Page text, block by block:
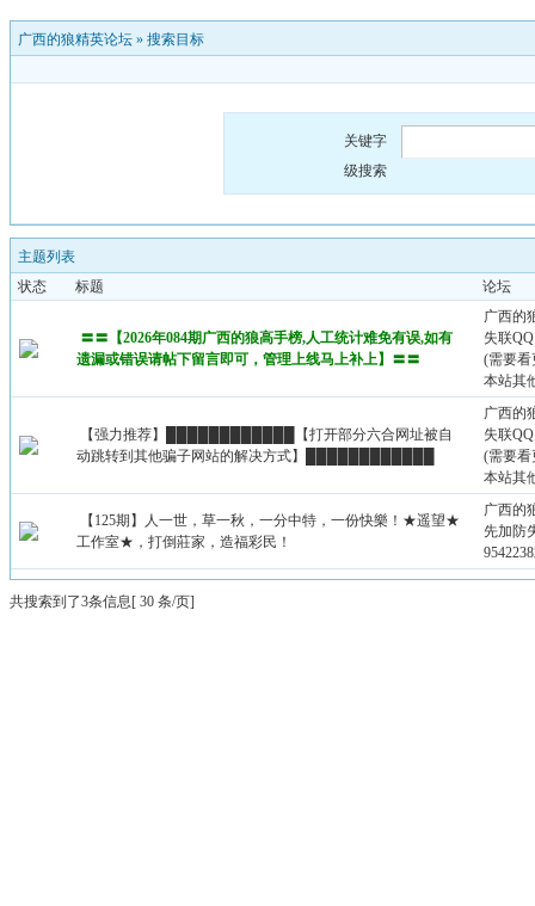
广西的狼精英论坛 » 搜索目标
关键字
级搜索
主题列表
状态
标题 论坛
〓〓【2026年084期广西的狼高手榜,人工统计难免有误,如有
遗漏或错误请帖下留言即可，管理上线马上补上】〓〓
广西的
失联
(需要看
本站其
【强力推荐】████████████【打开部分六合网址被自
动跳转到其他骗子网站的解决方式】████████████
广西的
失联
(需要看
本站其
【125期】人一世，草一秋，一分中特，一份快樂！★遥望★
工作室★，打倒莊家，造福彩民！
广西的
先加防
共搜索到了3条信息[ 30 条/页]